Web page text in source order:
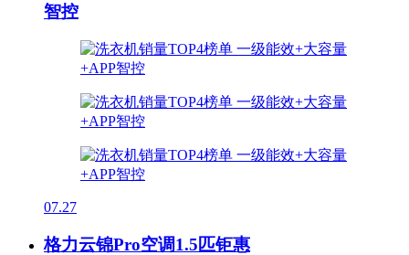
智控
07.27
格力云锦Pro空调1.5匹钜惠